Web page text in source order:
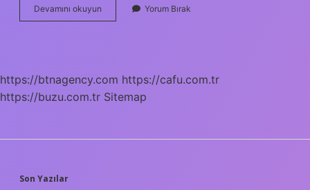
Devamını okuyun
Ark
Free
Yorum Bırak
https://btnagency.com https://cafu.com.tr
https://buzu.com.tr Sitemap
Son Yazılar